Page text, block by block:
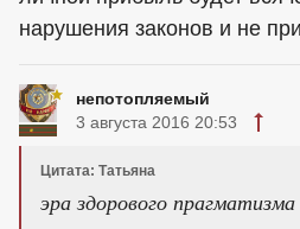
нарушения законов и не
непотопляемый
3 августа 2016 20:53
Цитата: Татьяна
эра здорового